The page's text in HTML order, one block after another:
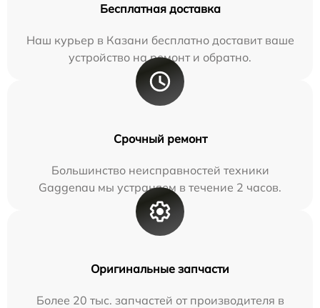
Бесплатная доставка
Наш курьер в Казани бесплатно доставит ваше
устройство на ремонт и обратно.
Срочный ремонт
Большинство неисправностей техники
Gaggenau мы устраняем в течение 2 часов.
Оригинальные запчасти
Более 20 тыс. запчастей от производителя в